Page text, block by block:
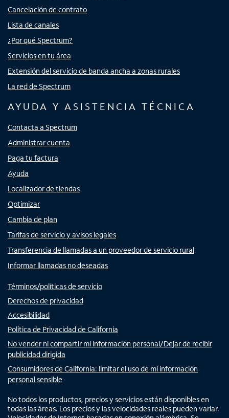
Cancelación de contrato
Lista de canales
¿Por qué Spectrum?
Servicios en tu área
Extensión del servicio de banda ancha a zonas rurales
La red de Spectrum
AYUDA Y ASISTENCIA TÉCNICA
Contacta a Spectrum
Administrar cuenta
Paga tu factura
Ayuda
Localizador de tiendas
Optimizar
Cambia de plan
Tarifas de servicio y avisos legales
Transferencia de llamadas a un proveedor de servicio rural
Informar llamadas no deseadas
Términos/políticas de servicio
Derechos de privacidad
Accesibilidad
Política de Privacidad de California
No vender ni compartir mi información personal/Dejar de recibir
publicidad dirigida
Consumidores de California: limitar el uso de mi información
personal sensible
No todos los productos, precios y servicios están disponibles en
todas las áreas. Los precios y las velocidades reales pueden variar.